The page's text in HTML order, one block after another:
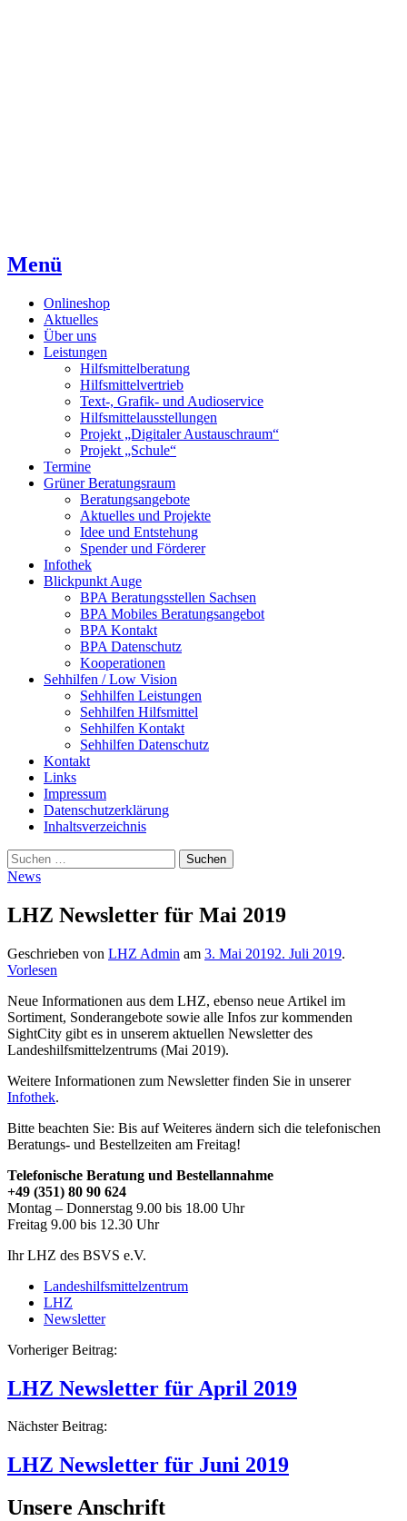
Menü
Onlineshop
Aktuelles
Über uns
Leistungen
Hilfsmittelberatung
Hilfsmittelvertrieb
Text-, Grafik- und Audioservice
Hilfsmittelausstellungen
Projekt „Digitaler Austauschraum“
Projekt „Schule“
Termine
Grüner Beratungsraum
Beratungsangebote
Aktuelles und Projekte
Idee und Entstehung
Spender und Förderer
Infothek
Blickpunkt Auge
BPA Beratungsstellen Sachsen
BPA Mobiles Beratungsangebot
BPA Kontakt
BPA Datenschutz
Kooperationen
Sehhilfen / Low Vision
Sehhilfen Leistungen
Sehhilfen Hilfsmittel
Sehhilfen Kontakt
Sehhilfen Datenschutz
Kontakt
Links
Impressum
Datenschutzerklärung
Inhaltsverzeichnis
Suche
Suchen
nach:
News
LHZ Newsletter für Mai 2019
Geschrieben von LHZ Admin am 3. Mai 20192. Juli 2019.
Vorlesen
Neue Informationen aus dem LHZ, ebenso neue Artikel im
Sortiment, Sonderangebote sowie alle Infos zur kommenden
SightCity gibt es in unserem aktuellen Newsletter des
Landeshilfsmittelzentrums (Mai 2019).
Weitere Informationen zum Newsletter finden Sie in unserer
Infothek.
Bitte beachten Sie: Bis auf Weiteres ändern sich die telefonischen
Beratungs- und Bestellzeiten am Freitag!
Telefonische Beratung und Bestellannahme
+49 (351) 80 90 624
Montag – Donnerstag 9.00 bis 18.00 Uhr
Freitag 9.00 bis 12.30 Uhr
Ihr LHZ des BSVS e.V.
Landeshilfsmittelzentrum
LHZ
Newsletter
Beitragsnavigation
Vorheriger Beitrag:
LHZ Newsletter für April 2019
Nächster Beitrag:
LHZ Newsletter für Juni 2019
Unsere Anschrift